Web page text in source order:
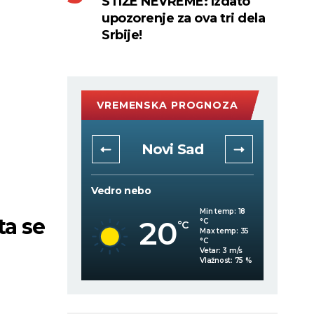
se
upozorenje za ova tri dela
Srbije!
VREMENSKA PROGNOZA
°C
Max temp:
Novi Sad
Vedro nebo
20°C
Min temp: 18
°C
Max temp: 35
°C
Vetar: 3 m/s
Vlažnost: 75 %